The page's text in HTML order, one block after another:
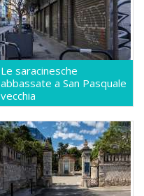
Le saracinesche
abbassate a San Pasquale
vecchia